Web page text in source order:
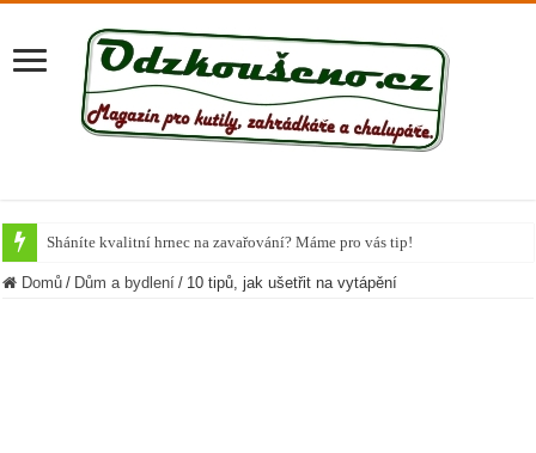
Sháníte kvalitní hrnec na zavařování? Máme pro vás tip!
Krůta u společného stolu
Domů / Dům a bydlení / 10 tipů, jak ušetřit na vytápění